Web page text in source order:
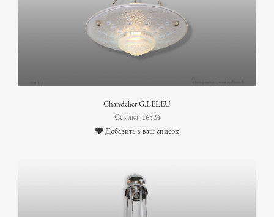
Chandelier G.LELEU
Ссылка: 16524
Добавить в ваш список